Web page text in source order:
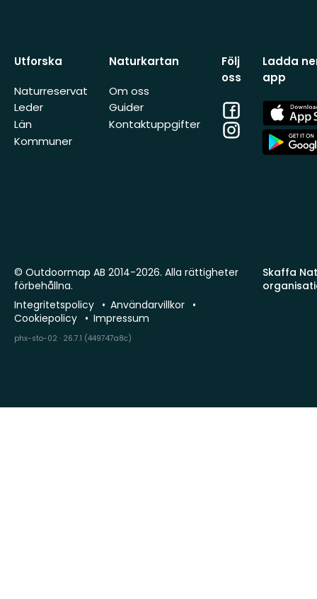
Utforska
Naturreservat
Leder
Län
Kommuner
Naturkartan
Om oss
Guider
Kontaktuppgifter
Följ
oss
Facebook
Instagram
Ladda
app
App
Store
App
Store
Skaffa
© Outdoormap AB 2014-2026. Alla rättigheter
förbehållna.
Integritetspolicy
Användarvillkor
Cookiepolicy
Impressum
phx-sto-02 · 26.7.1 (449747a8c)